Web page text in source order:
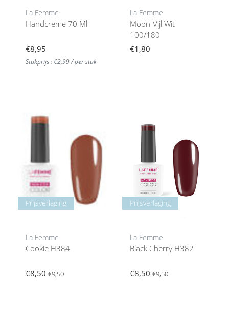
La Femme
Handcreme 70 Ml
€8,95
Stukprijs : €2,99 / per stuk
La Femme
Moon-Vijl Wit
100/180
€1,80
Prijsverlaging
La Femme
Cookie H384
€8,50 €9,50
Prijsverlaging
La Femme
Black Cherry H382
€8,50 €9,50